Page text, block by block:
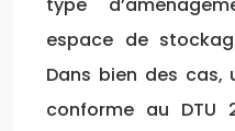
espace de
Dans bien des cas,
conforme au DTU